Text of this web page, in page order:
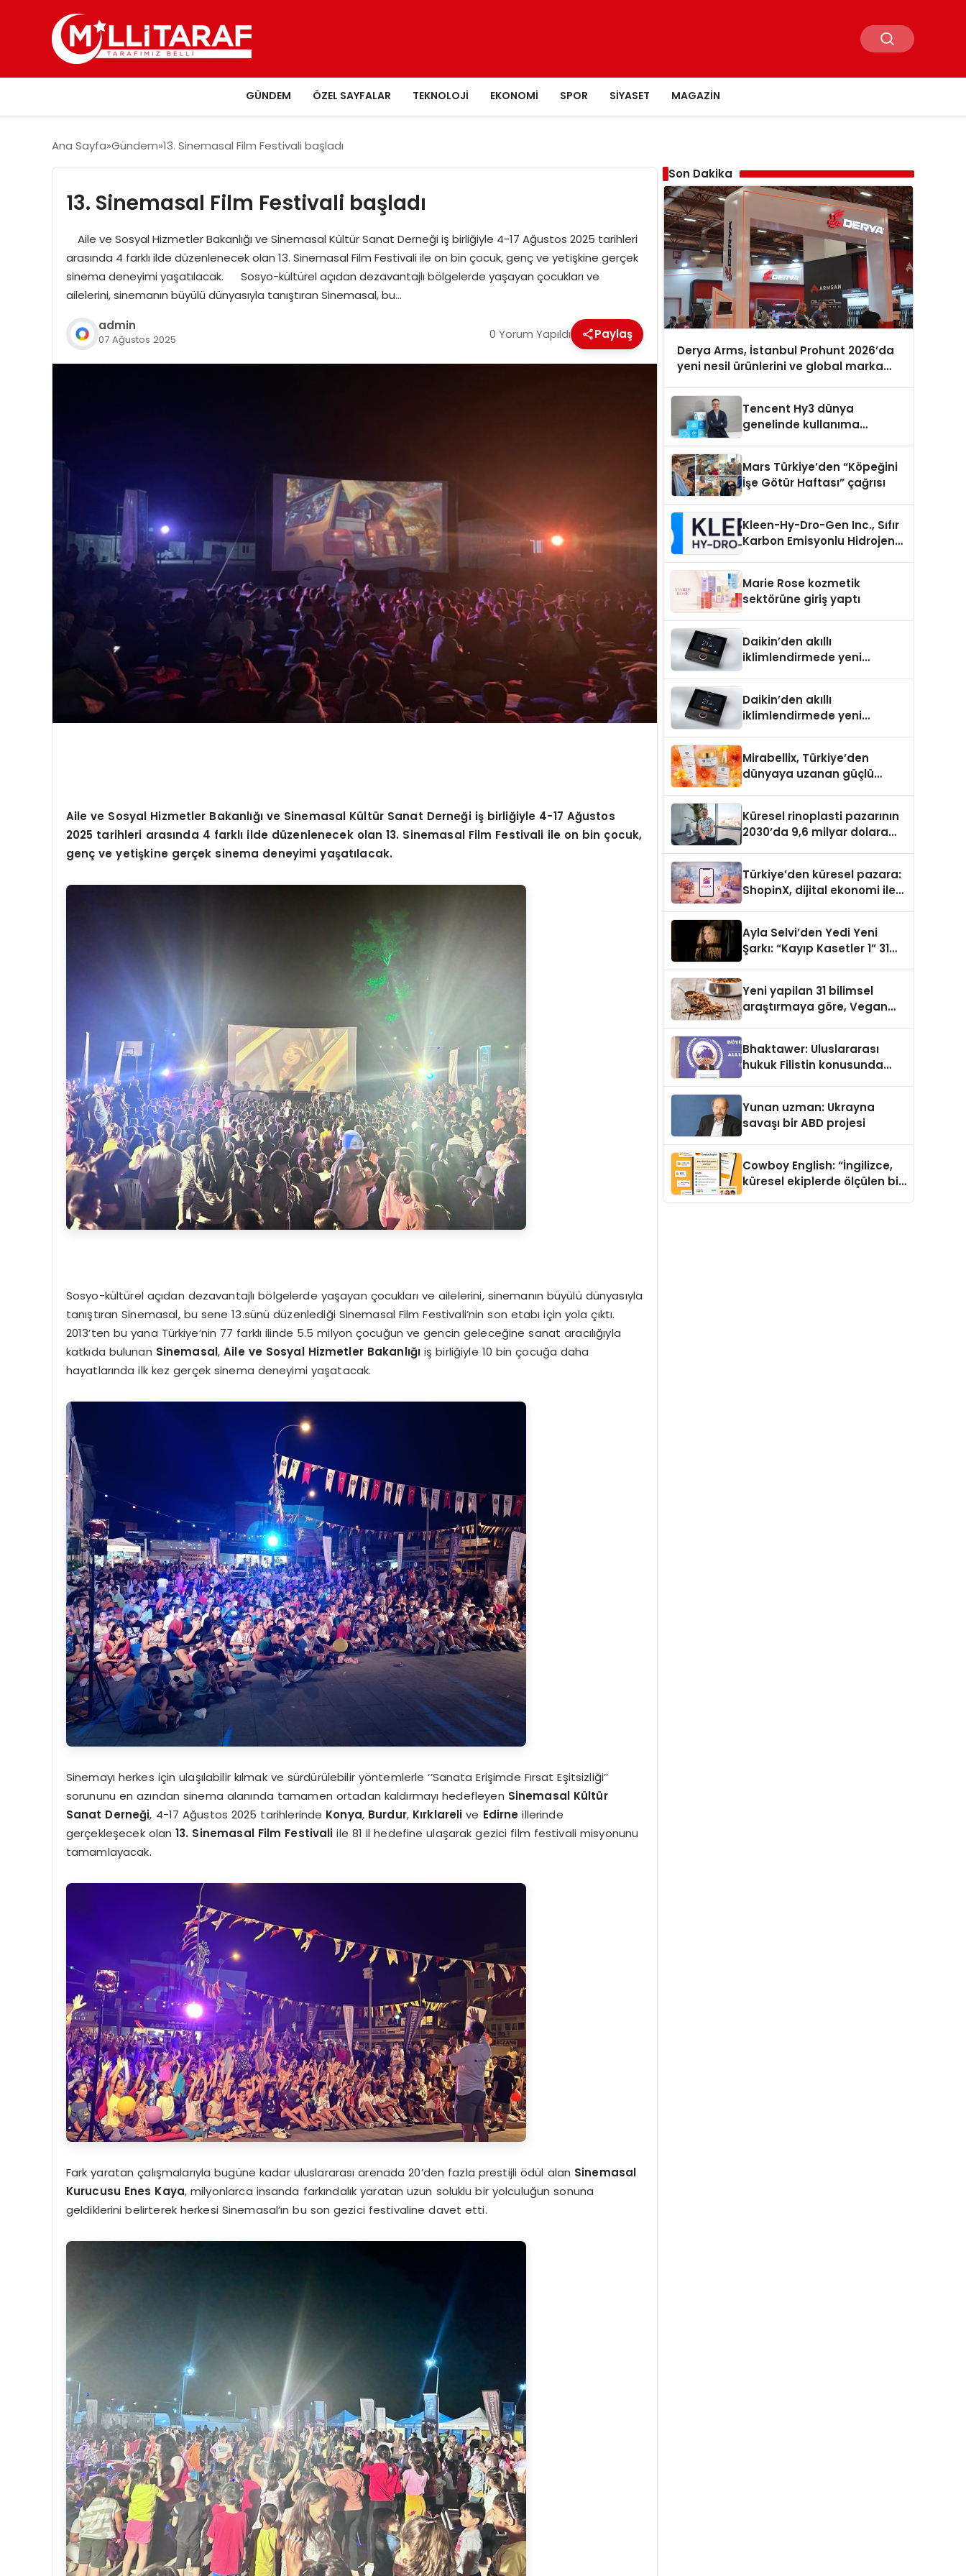
GÜNDEM ÖZEL SAYFALAR TEKNOLOJI EKONOMI SPOR SIYASET MAGAZIN
Ana Sayfa Gündem 13. Sinemasal Film Festivali başladı
13. Sinemasal Film Festivali başladı
Aile ve Sosyal Hizmetler Bakanlığı ve Sinemasal Kültür Sanat Derneği iş birliğiyle 4-17 Ağustos 2025 tarihleri
arasında 4 farklı ilde düzenlenecek olan 13. Sinemasal Film Festivali ile on bin çocuk, genç ve yetişkine gerçek
sinema deneyimi yaşatılacak. Sosyo-kültürel açıdan dezavantajlı bölgelerde yaşayan çocukları ve
ailelerini, sinemanın büyülü dünyasıyla tanıştıran Sinemasal, bu…
admin
07 Ağustos 2025 0 Yorum Yapıldı Paylaş
Aile ve Sosyal Hizmetler Bakanlığı ve Sinemasal Kültür Sanat Derneği iş birliğiyle 4-17 Ağustos
2025 tarihleri arasında 4 farklı ilde düzenlenecek olan 13. Sinemasal Film Festivali ile on bin çocuk,
genç ve yetişkine gerçek sinema deneyimi yaşatılacak.
Sosyo-kültürel açıdan dezavantajlı bölgelerde yaşayan çocukları ve ailelerini, sinemanın büyülü dünyasıyla
tanıştıran Sinemasal, bu sene 13.sünü düzenlediği Sinemasal Film Festivali’nin son etabı için yola çıktı.
2013’ten bu yana Türkiye’nin 77 farklı ilinde 5.5 milyon çocuğun ve gencin geleceğine sanat aracılığıyla
katkıda bulunan Sinemasal,Aile ve Sosyal Hizmetler Bakanlığıiş birliğiyle 10 bin çocuğa daha
hayatlarında ilk kez gerçek sinema deneyimi yaşatacak.
Sinemayı herkes için ulaşılabilir kılmak ve sürdürülebilir yöntemlerle ‘’Sanata Erişimde Fırsat Eşitsizliği’’
sorununu en azından sinema alanında tamamen ortadan kaldırmayı hedefleyen Sinemasal Kültür
Sanat Derneği, 4-17 Ağustos 2025 tarihlerinde Konya, Burdur, Kırklareli ve Edirne illerinde
gerçekleşecek olan13. Sinemasal Film Festivali ile 81 il hedefine ulaşarak gezici film festivali misyonunu
tamamlayacak.
Fark yaratan çalışmalarıyla bugüne kadar uluslararası arenada 20’den fazla prestijli ödül alan Sinemasal
Kurucusu Enes Kaya, milyonlarca insanda farkındalık yaratan uzun soluklu bir yolculuğun sonuna
geldiklerini belirterek herkesi Sinemasal’ın bu son gezici festivaline davet etti.
Son Dakika
Derya Arms, İstanbul Prohunt 2026’da
yeni nesil ürünlerini ve global marka
Tencent Hy3 dünya
genelinde kullanıma
Mars Türkiye’den “Köpeğini
İşe Götür Haftası” çağrısı
Kleen-Hy-Dro-Gen Inc., Sıfır
Karbon Emisyonlu Hidrojen
Aldı
Marie Rose kozmetik
sektörüne giriş yaptı
Daikin’den akıllı
iklimlendirmede yeni
Daikin’den akıllı
iklimlendirmede yeni
Mirabellix, Türkiye’den
dünyaya uzanan güçlü
Küresel rinoplasti pazarının
2030’da 9,6 milyar dolara
Türkiye’den küresel pazara:
ShopinX, dijital ekonomi ile
Ayla Selvi’den Yedi Yeni
Şarkı: “Kayıp Kasetler 1” 31
Yeni yapilan 31 bilimsel
araştırmaya göre, Vegan
Sindirildiğini Ortaya Koydu
Bhaktawer: Uluslararası
hukuk Filistin konusunda
Yunan uzman: Ukrayna
savaşı bir ABD projesi
Cowboy English: “İngilizce,
küresel ekiplerde ölçülen bir